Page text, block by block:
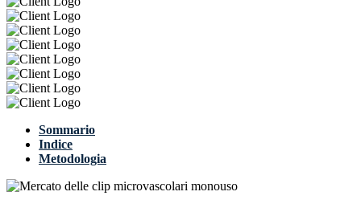
Sommario
Indice
Metodologia